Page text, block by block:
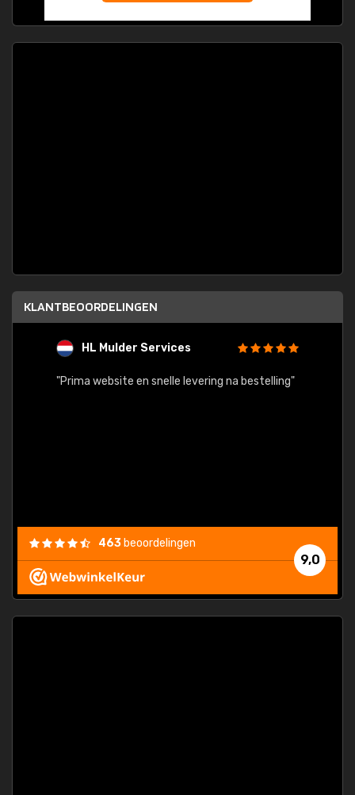
KLANTBEOORDELINGEN
HL Mulder Services
"Prima website en snelle levering na bestelling"
9,0
463 beoordelingen